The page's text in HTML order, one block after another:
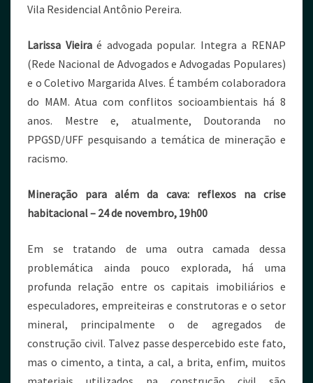
Vila Residencial Antônio Pereira.
Larissa Vieiraé advogada popular. Integra a RENAP
(Rede Nacional de Advogados e Advogadas Populares)
e o Coletivo Margarida Alves. É também colaboradora
do MAM. Atua com conflitos socioambientais há 8
anos. Mestre e, atualmente, Doutoranda no
PPGSD/UFF pesquisando a temática de mineração e
racismo.
Mineração para além da cava: reflexos na crise
habitacional – 24 de novembro, 19h00
Em se tratando de uma outra camada dessa
problemática ainda pouco explorada, há uma
profunda relação entre os capitais imobiliários e
especuladores, empreiteiras e construtoras e o setor
mineral, principalmente o de agregados de
construção civil. Talvez passe despercebido este fato,
mas o cimento, a tinta, a cal, a brita, enfim, muitos